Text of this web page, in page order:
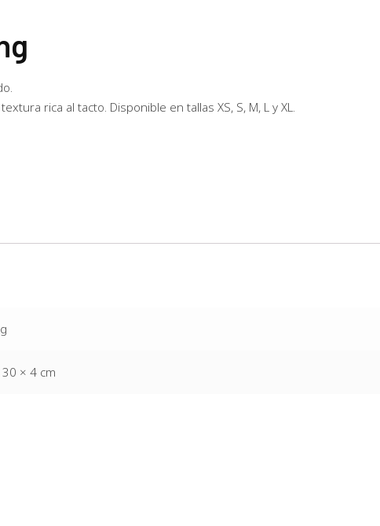
rica al tacto. Disponible en tallas XS, S, M, L y XL.
× 4 cm